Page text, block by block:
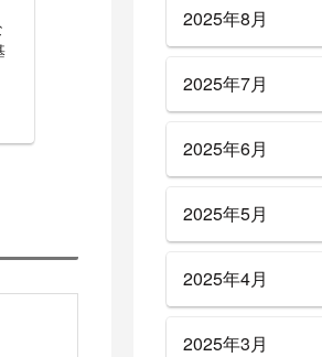
2025年8月
2025年7月
2025年6月
2025年5月
2025年4月
2025年3月